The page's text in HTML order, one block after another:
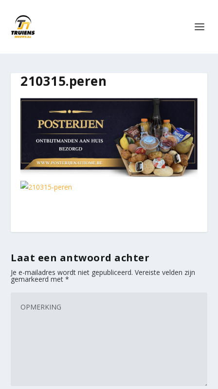
210315.peren
Laat een antwoord achter
Je e-mailadres wordt niet gepubliceerd. Vereiste velden zijn
gemarkeerd met*